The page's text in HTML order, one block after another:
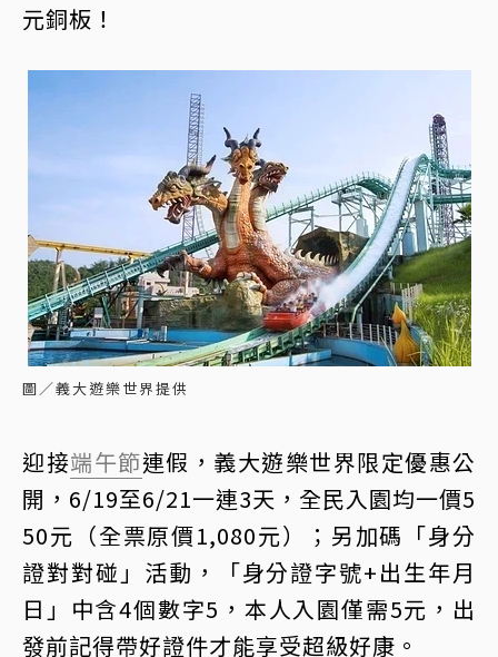
元銅板！
圖／義大遊樂世界提供
迎接端午節連假，義大遊樂世界限定優惠公
開，6/19至6/21一連3天，全民入園均一價5
50元（全票原價1,080元）；另加碼「身分
證對對碰」活動，「身分證字號+出生年月
日」中含4個數字5，本人入園僅需5元，出
發前記得帶好證件才能享受超級好康。